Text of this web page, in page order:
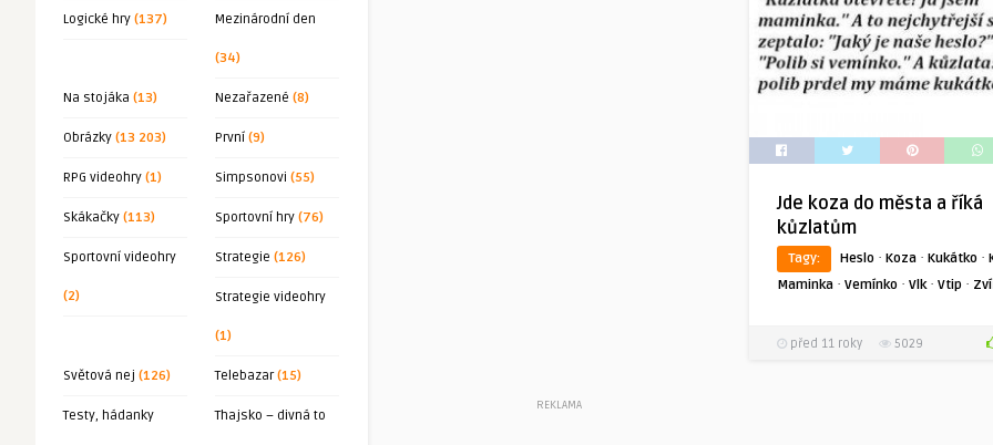
Logické hry (137) Mezinárodní den
(34)
Na stojáka (13) Nezařazené (8)
Obrázky (13 203) První (9)
RPG videohry (1) Simpsonovi (55)
Skákačky (113) Sportovní hry (76)
Sportovní videohry
(2)
Strategie (126)
Strategie videohry
(1)
Světová nej (126) Telebazar(15)
Testy, hádanky Thajsko – divná to
REKLAMA
Jde koza do města a říká
kůzlatům
Tagy: Heslo · Koza · Kukátko ·
Maminka · Vemínko · Vlk· Vtip ·
před 11 roky 5029